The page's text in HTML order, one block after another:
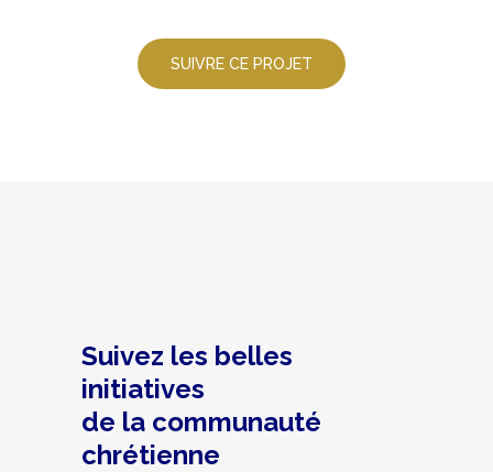
Suivez les belles
initiatives
de la communauté
chrétienne